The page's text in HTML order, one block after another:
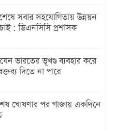
সবার সহযোগিতায় উন্নয়ন
: ডিএনসিসি প্রশাসক
ভারতের ভূখণ্ড ব্যবহার করে
দিতে না পারে
ঘোষণার পর গাজায় একদিনে